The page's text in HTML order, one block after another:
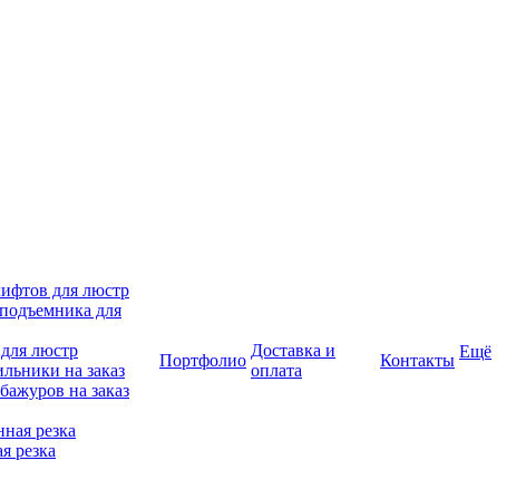
для люстр
для
люстр
на заказ
на заказ
резка
резка
Портфолио
Доставка и
оплата
Контакты Ещё